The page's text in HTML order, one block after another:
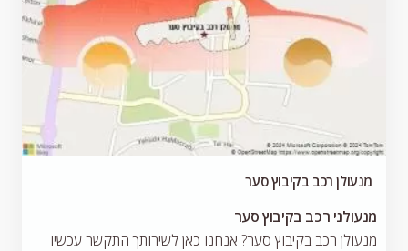
מנעולן רכב בקיבוץ סער
מנעולני רכב בקיבוץ סער
מנעולן רכב בקיבוץ סער? אנחנו כאן לשירותך התקשר עכשיו